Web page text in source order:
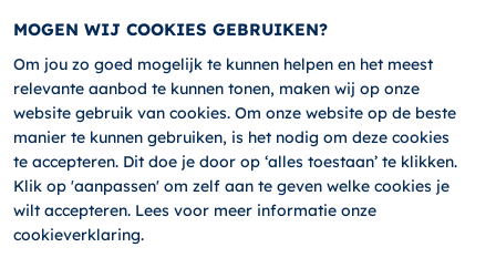
MOGEN WIJ COOKIES GEBRUIKEN?
Om jou zo goed mogelijk te kunnen helpen en het meest
relevante aanbod te kunnen tonen, maken wij op onze
website gebruik van cookies. Om onze website op de beste
manier te kunnen gebruiken, is het nodig om deze cookies
te accepteren. Dit doe je door op ‘alles toestaan’ te klikken.
Klik op 'aanpassen' om zelf aan te geven welke cookies je
wilt accepteren. Lees voor meer informatie onze
cookieverklaring.
HOME
Home ATO Open Dag
ATO OPEN
DAG